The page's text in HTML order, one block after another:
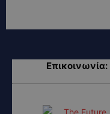
Επικοινωνία: